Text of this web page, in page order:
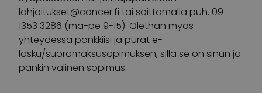
lahjoitukset@cancer.fi tai soittamalla puh. 09
1353 3286 (ma-pe 9-15). Olethan myös
yhteydessä pankkiisi ja purat e-
lasku/suoramaksusopimuksen, sillä se on sinun ja
pankin välinen sopimus.